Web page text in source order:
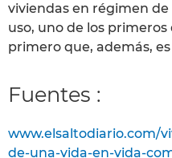
viviendas en régimen
uso, uno de los
primero que, además,
Fuentes :
www.elsaltodiario.com/
de-una-vida-en-vida-